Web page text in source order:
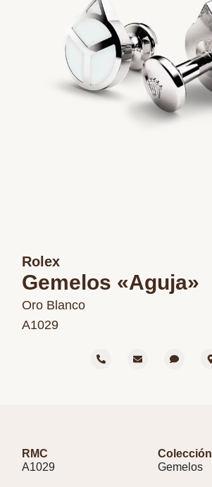
Rolex
Gemelos «Aguja»
Oro Blanco
A1029
RMC
A1029
Colección
Gemelos